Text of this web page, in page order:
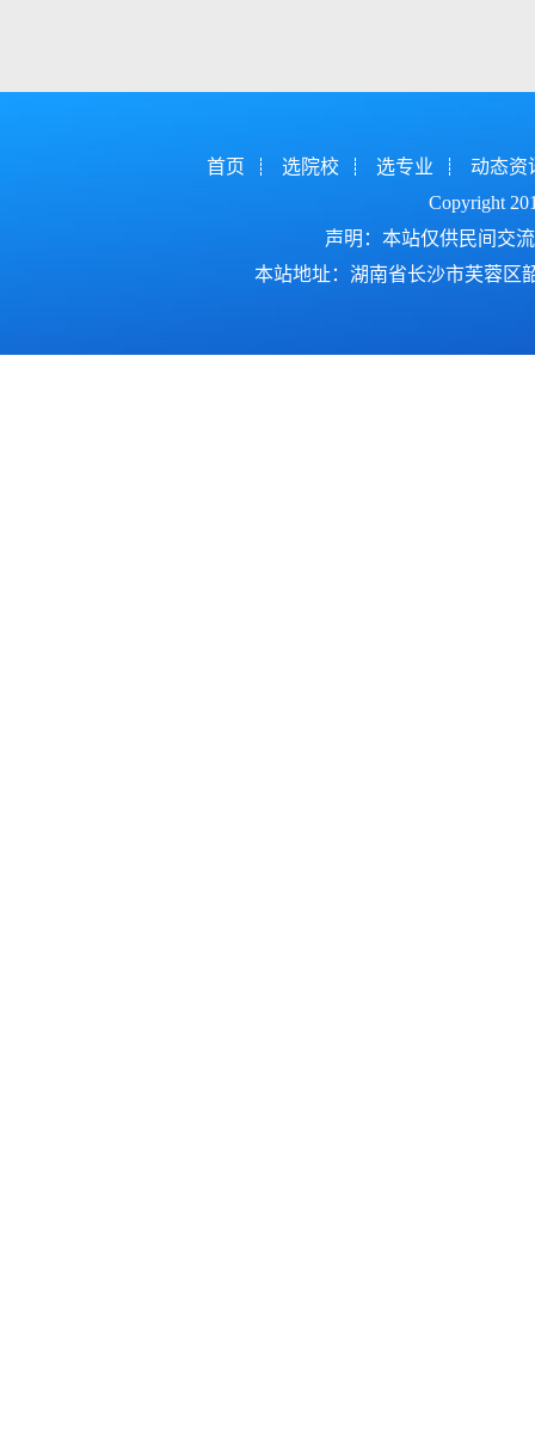
首页 选院校 选专业
动态资
Copyright
声明：本站仅供民间交
本站地址：湖南省长沙市芙蓉区